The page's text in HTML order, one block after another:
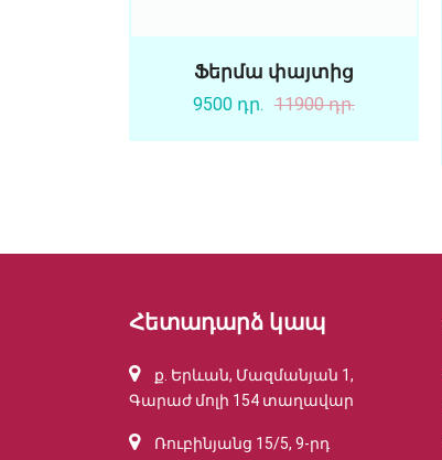
Ֆերմա փայտից
9500 դր. 11900 դր.
Հետադարձ կապ
ք. Երևան, Մազմանյան 1,
Գարաժ մոլի 154 տաղավար
Ռուբինյանց 15/5, 9-րդ